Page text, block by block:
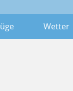
Wetter